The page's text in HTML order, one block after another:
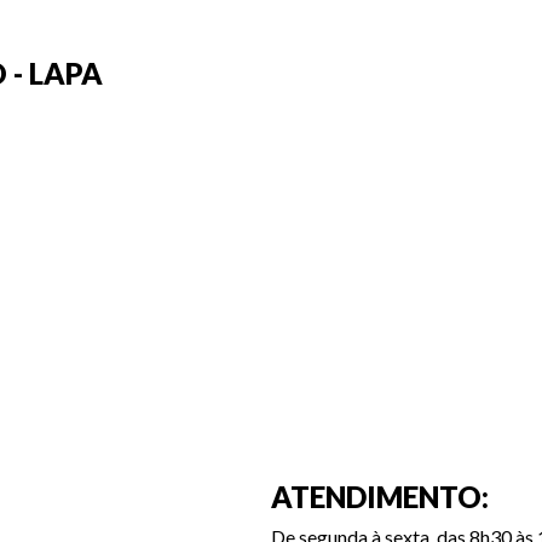
- LAPA
ATENDIMENTO:
De segunda à sexta, das 8h30 às